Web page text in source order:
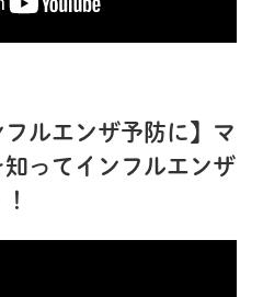
ルエンザ予防に】マ
ってインフルエンザ